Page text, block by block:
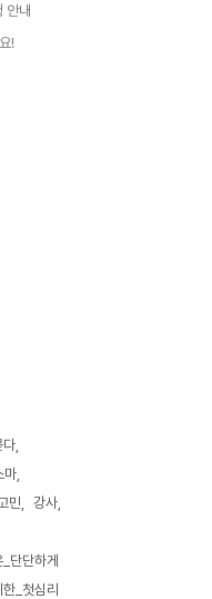
안내
!
다
마
민
강사
단단하게
_첫심리